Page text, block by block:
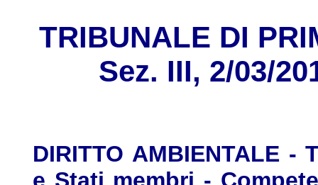
TRIBUNALE DI
Sez. III, 2/03/
DIRITTO AMBIENTALE -